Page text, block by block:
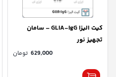
کیت الیزا GLIA-IgG – سامان
تجهیز نور
629,000 تومان